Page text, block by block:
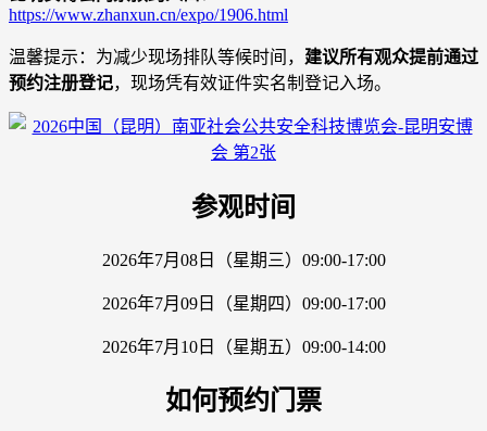
https://www.zhanxun.cn/expo/1906.html
温馨提示：为减少现场排队等候时间， 建议所有观众提前通过
预约注册登记，现场凭有效证件实名制登记入场。
参观时间
2026年7月08日（星期三）09:00-17:00
2026年7月09日（星期四）09:00-17:00
2026年7月10日（星期五）09:00-14:00
如何预约门票